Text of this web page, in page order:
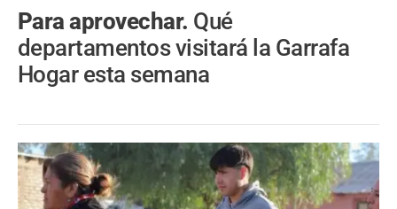
Para aprovechar. Qué
departamentos visitará la Garrafa
Hogar esta semana